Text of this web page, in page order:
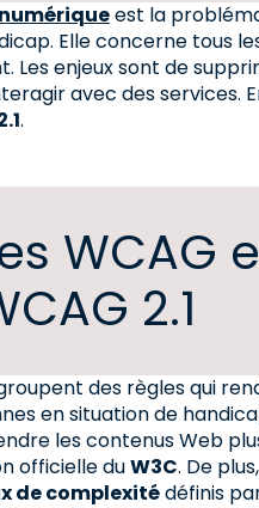
est la
Elle concerne tous
Les enjeux sont de
avec des services.
.
WCAG
2.1
des règles qui
en situation de
les contenus Web plus
officielle duW3C. De
de complexitédéfinis